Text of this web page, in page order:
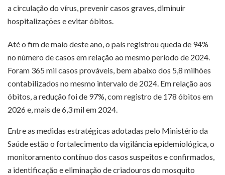
a circulação do vírus, prevenir casos graves, diminuir
hospitalizações e evitar óbitos.
Até o fim de maio deste ano, o país registrou queda de 94%
no número de casos em relação ao mesmo período de 2024.
Foram 365 mil casos prováveis, bem abaixo dos 5,8 milhões
contabilizados no mesmo intervalo de 2024. Em relação aos
óbitos, a redução foi de 97%, com registro de 178 óbitos em
2026 e, mais de 6,3 mil em 2024.
Entre as medidas estratégicas adotadas pelo Ministério da
Saúde estão o fortalecimento da vigilância epidemiológica, o
monitoramento contínuo dos casos suspeitos e confirmados,
a identificação e eliminação de criadouros do mosquito